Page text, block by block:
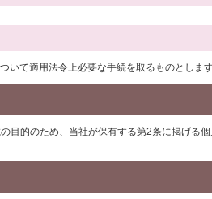
て適用法令上必要な手続を取るものとします
的のため、当社が保有する第2条に掲げる